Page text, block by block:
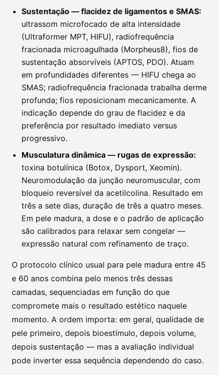
Sustentação — flacidez de ligamentos e SMAS:
ultrassom microfocado de alta intensidade
(Ultraformer MPT, HIFU), radiofrequência
fracionada microagulhada (Morpheus8), fios de
sustentação absorvíveis (APTOS, PDO). Atuam
em profundidades diferentes — HIFU chega ao
SMAS; radiofrequência fracionada trabalha derme
profunda; fios reposicionam mecanicamente. A
indicação depende do grau de flacidez e da
preferência por resultado imediato versus
progressivo.
Musculatura dinâmica — rugas de expressão:
toxina botulínica (Botox, Dysport, Xeomin).
Neuromodulação da junção neuromuscular, com
bloqueio reversível da acetilcolina. Resultado em
três a sete dias, duração de três a quatro meses.
Em pele madura, a dose e o padrão de aplicação
são calibrados para relaxar sem congelar —
expressão natural com refinamento de traço.
O protocolo clínico usual para pele madura entre 45
e 60 anos combina pelo menos três dessas
camadas, sequenciadas em função do que
compromete mais o resultado estético naquele
momento. A ordem importa: em geral, qualidade de
pele primeiro, depois bioestímulo, depois volume,
depois sustentação — mas a avaliação individual
pode inverter essa sequência dependendo do caso.